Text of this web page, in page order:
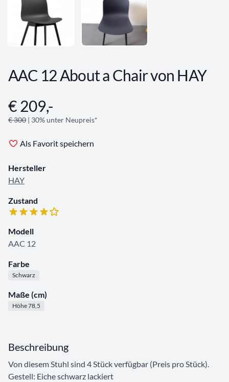
AAC 12 About a Chair von HAY
Angebotsinformationen
€ 209,-
€ 300 | 30% unter Neupreis*
Als Favorit speichern
Hersteller
HAY
Zustand
Modell
AAC 12
Farbe
Schwarz
Maße (cm)
Höhe 78,5
Beschreibung
Von diesem Stuhl sind 4 Stück verfügbar (Preis pro Stück).
Gestell: Eiche schwarz lackiert